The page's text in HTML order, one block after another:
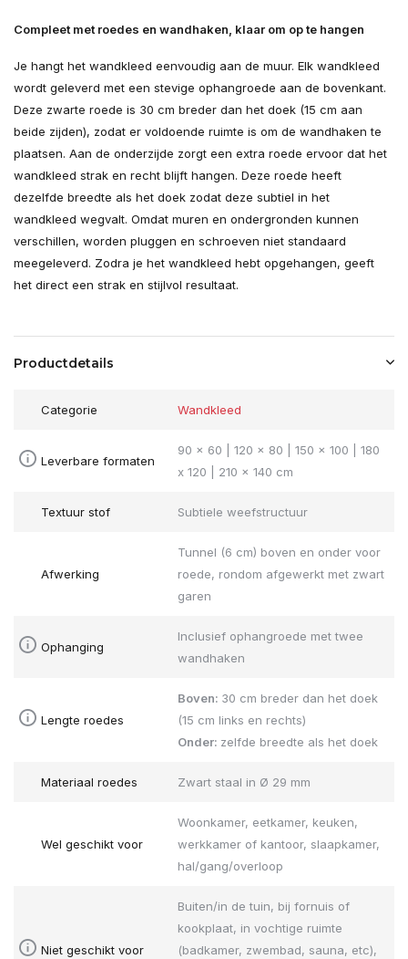
Compleet met roedes en wandhaken, klaar om op te hangen
Je hangt het wandkleed eenvoudig aan de muur. Elk wandkleed
wordt geleverd met een stevige ophangroede aan de bovenkant.
Deze zwarte roede is 30 cm breder dan het doek (15 cm aan
beide zijden), zodat er voldoende ruimte is om de wandhaken te
plaatsen. Aan de onderzijde zorgt een extra roede ervoor dat het
wandkleed strak en recht blijft hangen. Deze roede heeft
dezelfde breedte als het doek zodat deze subtiel in het
wandkleed wegvalt. Omdat muren en ondergronden kunnen
verschillen, worden pluggen en schroeven niet standaard
meegeleverd. Zodra je het wandkleed hebt opgehangen, geeft
het direct een strak en stijlvol resultaat.
Productdetails
Categorie Wandkleed
Leverbare formaten
90 x 60 | 120 x 80 | 150 x 100 | 180
x 120 | 210 x 140 cm
Textuur stof Subtiele weefstructuur
Afwerking
Tunnel (6 cm) boven en onder voor
roede, rondom afgewerkt met zwart
garen
Ophanging
Inclusief ophangroede met twee
wandhaken
Lengte roedes
Boven: 30 cm breder dan het doek
(15 cm links en rechts)
Onder: zelfde breedte als het doek
Materiaal roedes Zwart staal in Ø 29 mm
Wel geschikt voor
Woonkamer, eetkamer, keuken,
werkkamer of kantoor, slaapkamer,
hal/gang/overloop
Niet geschikt voor
Buiten/in de tuin, bij fornuis of
kookplaat, in vochtige ruimte
(badkamer, zwembad, sauna, etc),